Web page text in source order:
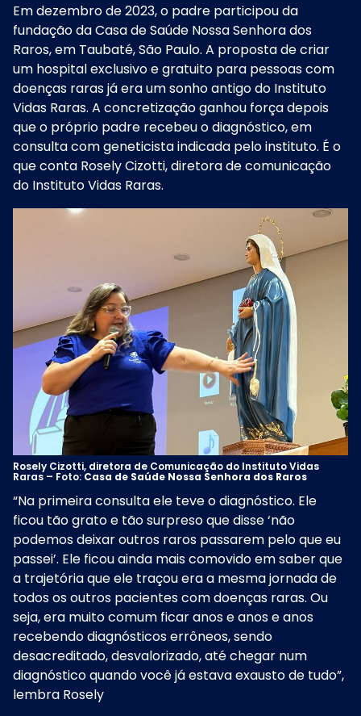
Em dezembro de 2023, o padre participou da
fundação da Casa de Saúde Nossa Senhora dos
Raros, em Taubaté, São Paulo. A proposta de criar
um hospital exclusivo e gratuito para pessoas com
doenças raras já era um sonho antigo do Instituto
Vidas Raras. A concretização ganhou força depois
que o próprio padre recebeu o diagnóstico, em
consulta com geneticista indicada pelo instituto. É o
que conta Rosely Cizotti, diretora de comunicação
do Instituto Vidas Raras.
Rosely Cizotti, diretora de Comunicação do Instituto Vidas
Raras – Foto: Casa de Saúde Nossa Senhora dos Raros
“Na primeira consulta ele teve o diagnóstico. Ele
ficou tão grato e tão surpreso que disse ‘não
podemos deixar outros raros passarem pelo que eu
passei’. Ele ficou ainda mais comovido em saber que
a trajetória que ele traçou era a mesma jornada de
todos os outros pacientes com doenças raras. Ou
seja, era muito comum ficar anos e anos e anos
recebendo diagnósticos errôneos, sendo
desacreditado, desvalorizado, até chegar num
diagnóstico quando você já estava exausto de tudo”,
lembra Rosely